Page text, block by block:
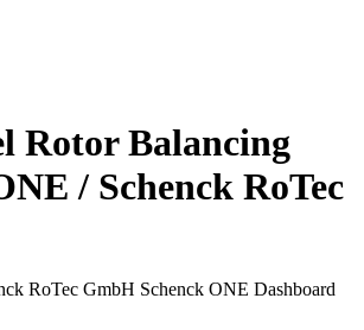
Rotor Balancing
/ Schenck RoTec